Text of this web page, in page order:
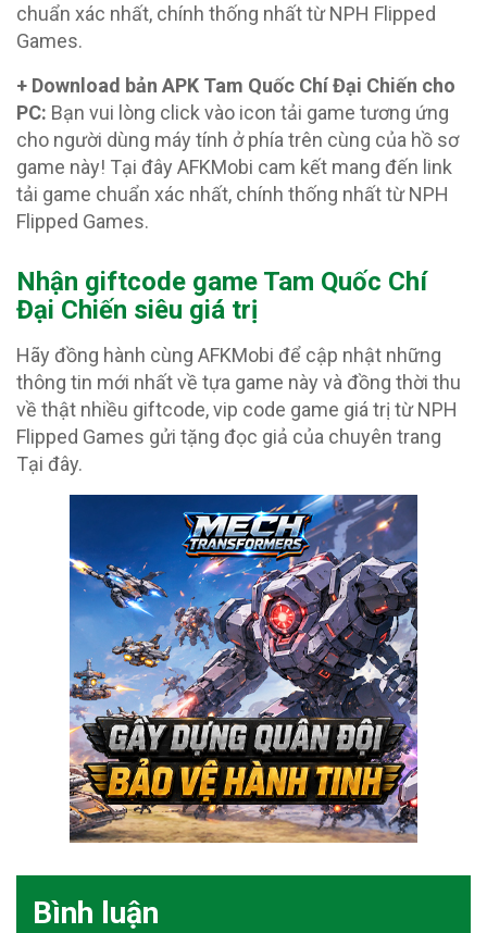
chuẩn xác nhất, chính thống nhất từ NPH Flipped
Games.
+ Download bản APK Tam Quốc Chí Đại Chiến cho
PC: Bạn vui lòng click vào icon tải game tương ứng
cho người dùng máy tính ở phía trên cùng của hồ sơ
game này! Tại đây AFKMobi cam kết mang đến link
tải game chuẩn xác nhất, chính thống nhất từ NPH
Flipped Games.
Nhận giftcode game Tam Quốc Chí
Đại Chiến siêu giá trị
Hãy đồng hành cùng AFKMobi để cập nhật những
thông tin mới nhất về tựa game này và đồng thời thu
về thật nhiều giftcode, vip code game giá trị từ NPH
Flipped Games gửi tặng đọc giả của chuyên trang
Tại đây.
Bình luận